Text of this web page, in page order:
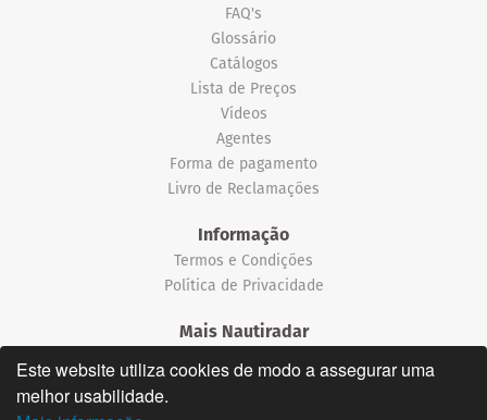
Este website utiliza cookies de modo a assegurar uma
melhor usabilidade.
FAQ's
Glossário
Catálogos
Lista de Preços
Vídeos
Agentes
Forma de pagamento
Livro de Reclamações
Informação
Termos e Condições
Política de Privacidade
Mais Nautiradar